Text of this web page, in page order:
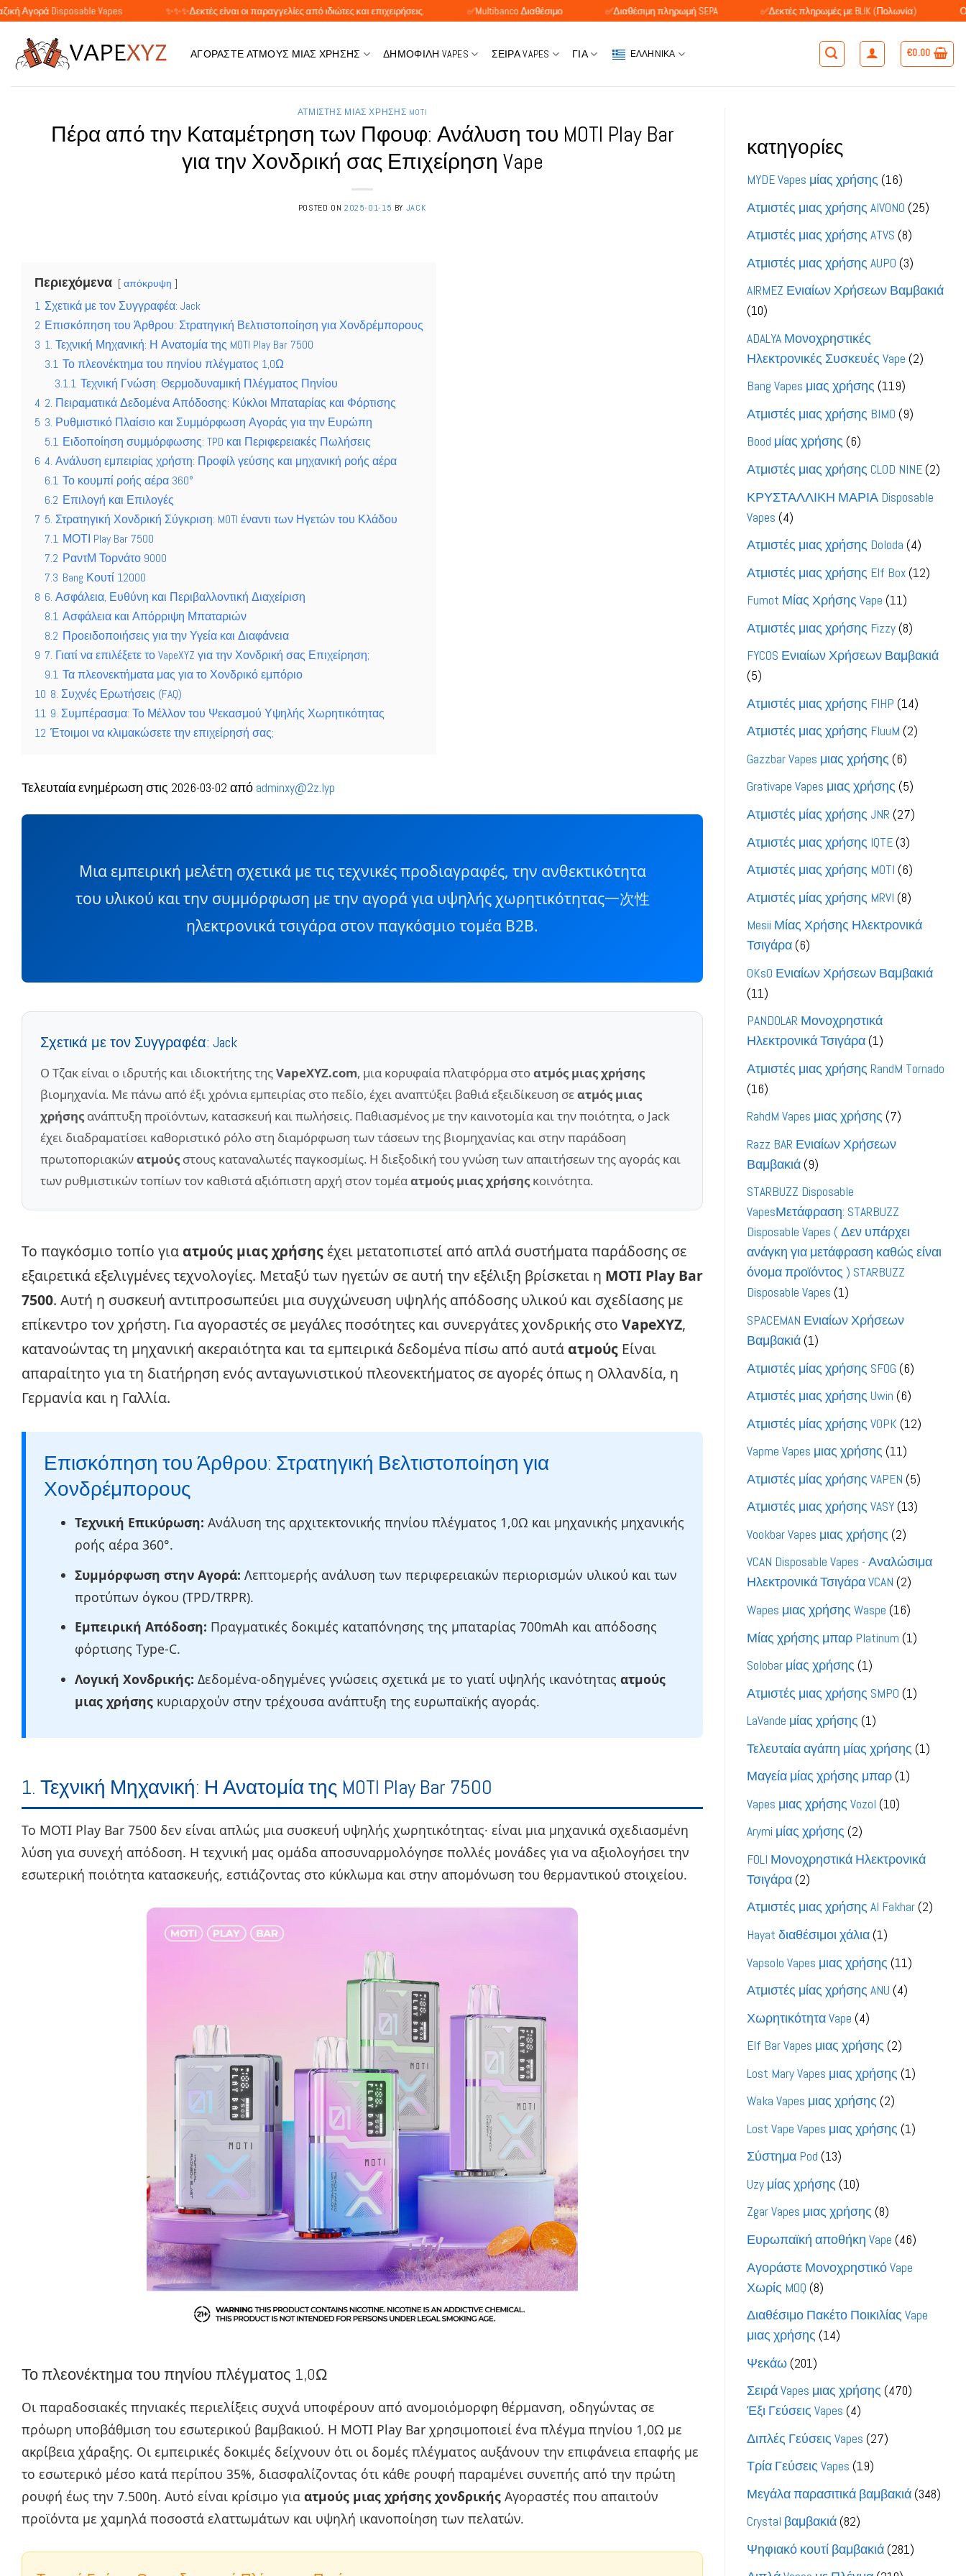
Μετάβαση
περιεχόμενο
Disposable Vapes ✨✨✨Δεκτές είναι οι παραγγελίες από ιδιώτες και επιχειρήσεις. ✅Multibanco Διαθέσιμο ✅Διαθέσιμη πληρωμή SEPA ✅Δεκτές πληρωμές με BLIK (Πολωνία) Οι πελάτες
ΑΓΟΡΆΣΤΕ ΑΤΜΟΎΣ ΜΙΑΣ ΧΡΉΣΗΣ ΔΗΜΟΦΙΛΉ VAPES ΣΕΙΡΆ VAPES ΓΙΑ ΕΛΛΗΝΙΚΆ €0.00
ΑΤΜΙΣΤΉΣ ΜΊΑΣ ΧΡΉΣΗΣ MOTI
Πέρα από την Καταμέτρηση των Πφουφ: Ανάλυση του MOTI Play Bar
για την Χονδρική σας Επιχείρηση Vape
POSTED ON2025-01-15 BY JACK
Περιεχόμενα απόκρυψη
1 Σχετικά με τον Συγγραφέα: Jack
2 Επισκόπηση του Άρθρου: Στρατηγική Βελτιστοποίηση για Χονδρέμπορους
3 1. Τεχνική Μηχανική: Η Ανατομία της MOTI Play Bar 7500
3.1 Το πλεονέκτημα του πηνίου πλέγματος 1,0Ω
3.1.1 Τεχνική Γνώση: Θερμοδυναμική Πλέγματος Πηνίου
4 2. Πειραματικά Δεδομένα Απόδοσης: Κύκλοι Μπαταρίας και Φόρτισης
5 3. Ρυθμιστικό Πλαίσιο και Συμμόρφωση Αγοράς για την Ευρώπη
5.1 Ειδοποίηση συμμόρφωσης: TPD και Περιφερειακές Πωλήσεις
6 4. Ανάλυση εμπειρίας χρήστη: Προφίλ γεύσης και μηχανική ροής αέρα
6.1 Το κουμπί ροής αέρα 360°
6.2 Επιλογή και Επιλογές
7 5. Στρατηγική Χονδρική Σύγκριση: MOTI έναντι των Ηγετών του Κλάδου
7.1 ΜΟΤΙ Play Bar 7500
7.2 ΡαντΜ Τορνάτο 9000
7.3 Bang Κουτί 12000
8 6. Ασφάλεια, Ευθύνη και Περιβαλλοντική Διαχείριση
8.1 Ασφάλεια και Απόρριψη Μπαταριών
8.2 Προειδοποιήσεις για την Υγεία και Διαφάνεια
9 7. Γιατί να επιλέξετε το VapeXYZ για την Χονδρική σας Επιχείρηση;
9.1 Τα πλεονεκτήματα μας για το Χονδρικό εμπόριο
10 8. Συχνές Ερωτήσεις (FAQ)
11 9. Συμπέρασμα: Το Μέλλον του Ψεκασμού Υψηλής Χωρητικότητας
12 Έτοιμοι να κλιμακώσετε την επιχείρησή σας;
Τελευταία ενημέρωση στις 2026-03-02 από adminxy@2z.lyp
Μια εμπειρική μελέτη σχετικά με τις τεχνικές προδιαγραφές, την ανθεκτικότητα
του υλικού και την συμμόρφωση με την αγορά για υψηλής χωρητικότητας一次性
ηλεκτρονικά τσιγάρα στον παγκόσμιο τομέα B2B.
Σχετικά με τον Συγγραφέα: Jack
Ο Τζακ είναι ο ιδρυτής και ιδιοκτήτης τηςVapeXYZ.com, μια κορυφαία πλατφόρμα στοατμός μιας χρήσης
βιομηχανία. Με πάνω από έξι χρόνια εμπειρίας στο πεδίο, έχει αναπτύξει βαθιά εξειδίκευση σεατμός μιας
χρήσης ανάπτυξη προϊόντων, κατασκευή και πωλήσεις. Παθιασμένος με την καινοτομία και την ποιότητα, ο Jack
έχει διαδραματίσει καθοριστικό ρόλο στη διαμόρφωση των τάσεων της βιομηχανίας και στην παράδοση
πρωτοποριακώνατμούς στους καταναλωτές παγκοσμίως. Η διεξοδική του γνώση των απαιτήσεων της αγοράς και
των ρυθμιστικών τοπίων τον καθιστά αξιόπιστη αρχή στον τομέαατμούς μιας χρήσης κοινότητα.
Το παγκόσμιο τοπίο για ατμούς μιας χρήσης έχει μετατοπιστεί από απλά συστήματα παράδοσης σε
εξαιρετικά εξελιγμένες τεχνολογίες. Μεταξύ των ηγετών σε αυτή την εξέλιξη βρίσκεται η ΜΟΤΙ Play Bar
7500. Αυτή η συσκευή αντιπροσωπεύει μια συγχώνευση υψηλής απόδοσης υλικού και σχεδίασης με
επίκεντρο τον χρήστη. Για αγοραστές σε μεγάλες ποσότητες και συνεργάτες χονδρικής στο VapeXYZ,
κατανοώντας τη μηχανική ακεραιότητα και τα εμπειρικά δεδομένα πίσω από αυτά ατμούς Είναι
απαραίτητο για τη διατήρηση ενός ανταγωνιστικού πλεονεκτήματος σε αγορές όπως η Ολλανδία, η
Γερμανία και η Γαλλία.
Επισκόπηση του Άρθρου: Στρατηγική Βελτιστοποίηση για
Χονδρέμπορους
Τεχνική Επικύρωση: Ανάλυση της αρχιτεκτονικής πηνίου πλέγματος 1,0Ω και μηχανικής μηχανικής
ροής αέρα 360°.
Συμμόρφωση στην Αγορά: Λεπτομερής ανάλυση των περιφερειακών περιορισμών υλικού και των
προτύπων όγκου (TPD/TRPR).
Εμπειρική Απόδοση: Πραγματικές δοκιμές καταπόνησης της μπαταρίας 700mAh και απόδοσης
φόρτισης Type-C.
Λογική Χονδρικής: Δεδομένα-οδηγμένες γνώσεις σχετικά με το γιατί υψηλής ικανότητας ατμούς
μιας χρήσηςκυριαρχούν στην τρέχουσα ανάπτυξη της ευρωπαϊκής αγοράς.
1. Τεχνική Μηχανική: Η Ανατομία της MOTI Play Bar 7500
Το MOTI Play Bar 7500 δεν είναι απλώς μια συσκευή υψηλής χωρητικότητας· είναι μια μηχανικά σχεδιασμένη
λύση για συνεχή απόδοση. Η τεχνική μας ομάδα αποσυναρμολόγησε πολλές μονάδες για να αξιολογήσει την
εσωτερική ποιότητα κατασκευής, εστιάζοντας στο κύκλωμα και στην απομόνωση του θερμαντικού στοιχείου.
Το πλεονέκτημα του πηνίου πλέγματος 1,0Ω
Οι παραδοσιακές πηνιακές περιελίξεις συχνά υποφέρουν από ανομοιόμορφη θέρμανση, οδηγώντας σε
πρόωρη υποβάθμιση του εσωτερικού βαμβακιού. Η MOTI Play Bar χρησιμοποιεί ένα πλέγμα πηνίου 1,0Ω με
ακρίβεια χάραξης. Οι εμπειρικές δοκιμές δείχνουν ότι οι δομές πλέγματος αυξάνουν την επιφάνεια επαφής με
το εσωτερικό μέσο κατά περίπου 35%, διασφαλίζοντας ότι κάθε ρουφή παραμένει συνεπής από την πρώτη
ρουφή έως την 7.500η. Αυτό είναι κρίσιμο για ατμούς μιας χρήσης χονδρικής Αγοραστές που απαιτούν
προϊόντα με χαμηλά ποσοστά ελαττωμάτων και υψηλή ικανοποίηση των πελατών.
κατηγορίες
MYDE Vapes μίας χρήσης 1616
προϊόντα
Ατμιστές μιας χρήσης AIVONO 2525
Ατμιστές μιας χρήσης ATVS 88
προϊόντα
Ατμιστές μιας χρήσης AUPO 33
προϊόντα
AIRMEZ Ενιαίων Χρήσεων Βαμβακιά
1010
ADALYA Μονοχρηστικές
Ηλεκτρονικές Συσκευές Vape 22
Bang Vapes μιας χρήσης 119119
προϊόντα
Ατμιστές μιας χρήσης BIMO 99
Bood μίας χρήσης 66
προϊόντα
Ατμιστές μιας χρήσης CLOD NINE 22
ΚΡΥΣΤΑΛΛΙΚΗ ΜΑΡΙΑ Disposable
Vapes 44
Ατμιστές μιας χρήσης Doloda 44
Ατμιστές μιας χρήσης Elf Box 1212
Fumot Μίας Χρήσης Vape 1111
προϊόντα
Ατμιστές μιας χρήσης Fizzy 88
προϊόντα
FYCOS Ενιαίων Χρήσεων Βαμβακιά
55
προϊόντα
Ατμιστές μιας χρήσης FIHP 1414
προϊόντα
Ατμιστές μιας χρήσης FluuM 22
Gazzbar Vapes μιας χρήσης 66
προϊόντα
Grativape Vapes μιας χρήσης 55
προϊόντα
Ατμιστές μίας χρήσης JNR 2727
Ατμιστές μιας χρήσης IQTE 33
προϊόντα
Ατμιστές μιας χρήσης MOTI 66
προϊόντα
Ατμιστές μίας χρήσης MRVI 88
προϊόντα
Mesii Μίας Χρήσης Ηλεκτρονικά
Τσιγάρα 66
προϊόντα
OKsO Ενιαίων Χρήσεων Βαμβακιά
1111
προϊόντα
PANDOLAR Μονοχρηστικά
Ηλεκτρονικά Τσιγάρα 11
Ατμιστές μιας χρήσης RandM Tornado
1616
προϊόντα
RahdM Vapes μιας χρήσης 77
Razz BAR Ενιαίων Χρήσεων
Βαμβακιά 99
προϊόντα
STARBUZZ Disposable
VapesΜετάφραση: STARBUZZ
Disposable Vapes ( Δεν υπάρχει
ανάγκη για μετάφραση καθώς είναι
όνομα προϊόντος ) STARBUZZ
Disposable Vapes 11
προϊόν
SPACEMAN Ενιαίων Χρήσεων
Βαμβακιά 11
προϊόν
Ατμιστές μίας χρήσης SFOG 66
προϊόντα
Ατμιστές μιας χρήσης Uwin 66
προϊόντα
Ατμιστές μίας χρήσης VOPK 1212
Vapme Vapes μιας χρήσης 1111
προϊόντα
Ατμιστές μίας χρήσης VAPEN 55
Ατμιστές μιας χρήσης VASY 1313
Vookbar Vapes μιας χρήσης 22
προϊόντα
VCAN Disposable Vapes - Αναλώσιμα
Ηλεκτρονικά Τσιγάρα VCAN 22
προϊόντα
Wapes μιας χρήσης Waspe 1616
προϊόντα
Μίας χρήσης μπαρ Platinum 11
Solobar μίας χρήσης 11
προϊόν
Ατμιστές μιας χρήσης SMPO 11
LaVande μίας χρήσης 11
προϊόν
Τελευταία αγάπη μίας χρήσης 11
Μαγεία μίας χρήσης μπαρ 11
Vapes μιας χρήσης Vozol 1010
Arymi μίας χρήσης 22
προϊόντα
FOLI Μονοχρηστικά Ηλεκτρονικά
Τσιγάρα 22
προϊόντα
Ατμιστές μιας χρήσης Al Fakhar 22
Hayat διαθέσιμοι χάλια 11
προϊόν
Vapsolo Vapes μιας χρήσης 1111
Ατμιστές μίας χρήσης ANU 44
Χωρητικότητα Vape 44
προϊόντα
Elf Bar Vapes μιας χρήσης 22
προϊόντα
Lost Mary Vapes μιας χρήσης 11
Waka Vapes μιας χρήσης 22
προϊόντα
Lost Vape Vapes μιας χρήσης 11
Σύστημα Pod 1313
προϊόντα
Uzy μίας χρήσης 1010
προϊόντα
Zgar Vapes μιας χρήσης 88
προϊόντα
Ευρωπαϊκή αποθήκη Vape 4646
Αγοράστε Μονοχρηστικό Vape
Χωρίς MOQ 88
προϊόντα
Διαθέσιμο Πακέτο Ποικιλίας Vape
μιας χρήσης 1414
Ψεκάω 201201
προϊόντα
Σειρά Vapes μιας χρήσης 470470
Έξι Γεύσεις Vapes 44
προϊόντα
Διπλές Γεύσεις Vapes 2727
Τρία Γεύσεις Vapes 1919
προϊόντα
Μεγάλα παρασιτικά βαμβακιά 348348
Crystal βαμβακιά 8282
προϊόντα
Ψηφιακό κουτί βαμβακιά 281281